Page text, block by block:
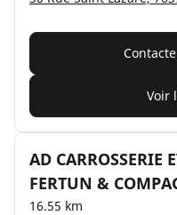
Voir
AD CARROSSERIE
FERTUN &
16.55 km